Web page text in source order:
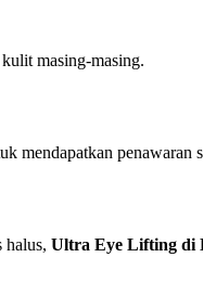
masing-masing.
mendapatkan penawaran
halus, Ultra Eye Lifting di